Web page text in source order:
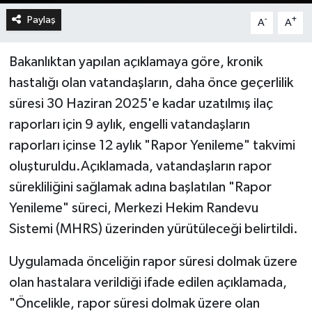
Paylaş A- A+
Bakanlıktan yapılan açıklamaya göre, kronik
hastalığı olan vatandaşların, daha önce geçerlilik
süresi 30 Haziran 2025'e kadar uzatılmış ilaç
raporları için 9 aylık, engelli vatandaşların
raporları içinse 12 aylık "Rapor Yenileme" takvimi
oluşturuldu.Açıklamada, vatandaşların rapor
sürekliliğini sağlamak adına başlatılan "Rapor
Yenileme" süreci, Merkezi Hekim Randevu
Sistemi (MHRS) üzerinden yürütüleceği belirtildi.
Uygulamada önceliğin rapor süresi dolmak üzere
olan hastalara verildiği ifade edilen açıklamada,
"Öncelikle, rapor süresi dolmak üzere olan